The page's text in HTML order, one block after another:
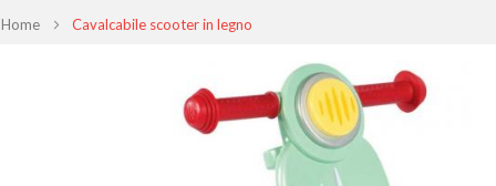
Home Cavalcabile scooter in legno